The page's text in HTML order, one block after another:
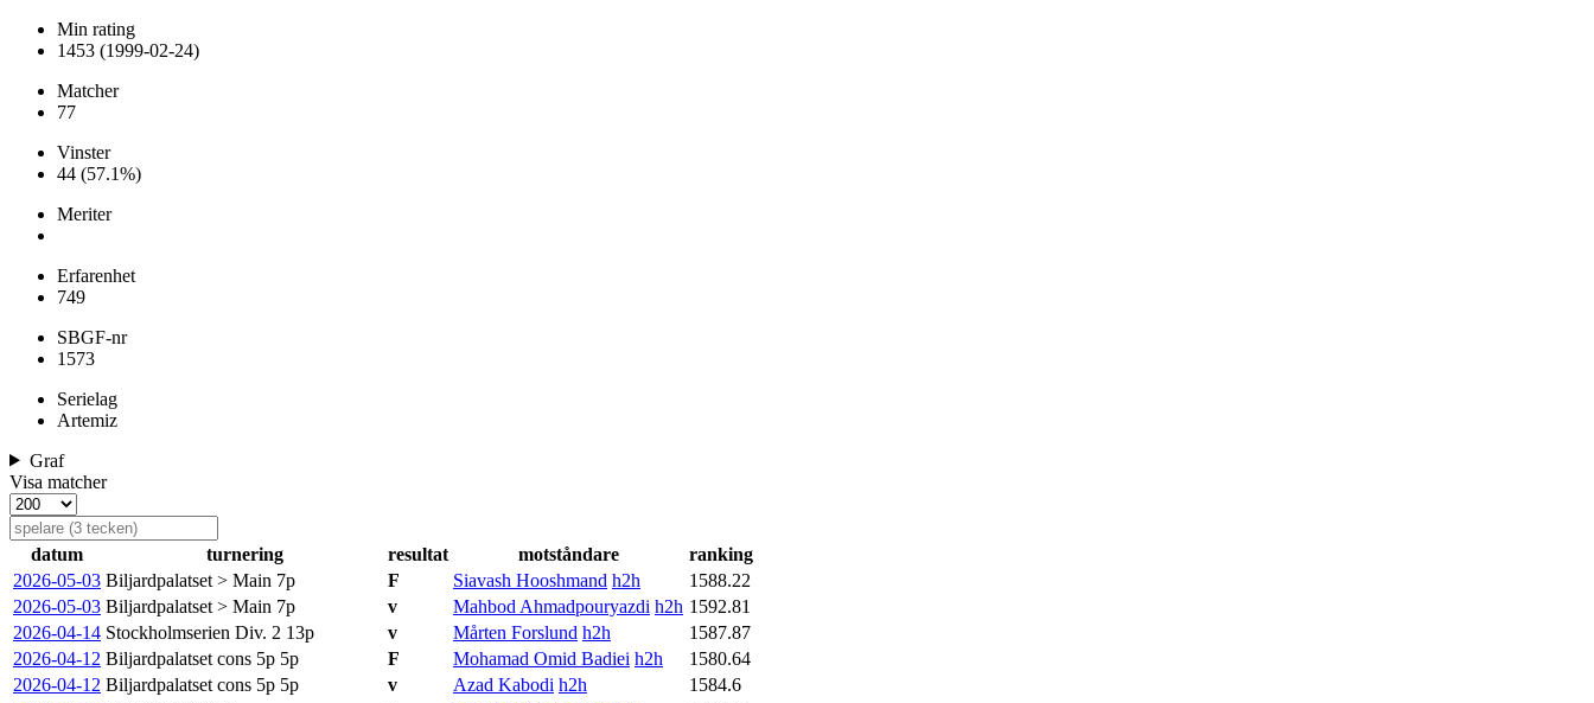
Min rating
1453 (1999-02-24)
Matcher
77
Vinster
44 (57.1%)
Meriter
Erfarenhet
749
SBGF-nr
1573
Serielag
Artemiz
Graf
Visa matcher
datum turnering resultat motståndare
ranking
2026-05-03 Biljardpalatset > Main 7p F Siavash Hooshmand h2h
1588.22
2026-05-03 Biljardpalatset > Main 7p v Mahbod Ahmadpouryazdi h2h 1592.81
2026-04-14 Stockholmserien Div. 2 13p v Mårten Forslund h2h
1587.87
2026-04-12 Biljardpalatset cons 5p 5p F Mohamad Omid Badiei h2h
1580.64
2026-04-12 Biljardpalatset cons 5p 5p v Azad Kabodi h2h
1584.6